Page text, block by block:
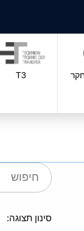
T3